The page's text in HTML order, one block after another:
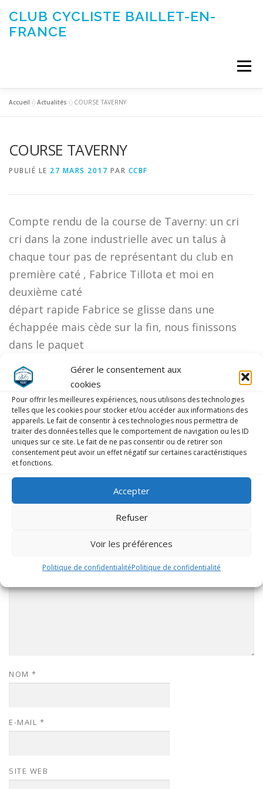
Gérer le consentement aux
cookies
Pour offrir les meilleures expériences, nous utilisons des technologies
telles que les cookies pour stocker et/ou accéder aux informations des
appareils. Le fait de consentir à ces technologies nous permettra de
traiter des données telles que le comportement de navigation ou les ID
uniques sur ce site. Le fait de ne pas consentir ou de retirer son
consentement peut avoir un effet négatif sur certaines caractéristiques
et fonctions.
Accepter
Refuser
Voir les préférences
Politique de confidentialitéPolitique de confidentialité
contenu
CLUB CYCLISTE BAILLET-EN-
FRANCE
Menu
SORTIES CLUB CONTACTEZ-NOUS
Accueil »Actualités »COURSE TAVERNY
COURSE TAVERNY
PUBLIÉ LE 27 MARS 2017 PAR CCBF
Compte rendu de la course de Taverny: un cri
cri dans la zone industrielle avec un talus à
chaque tour pas de représentant du club en
première caté , Fabrice Tillota et moi en
deuxième caté
départ rapide Fabrice se glisse dans une
échappée mais cède sur la fin, nous finissons
dans le paquet
VERGEREAU Bernard
En GS, pas de place, Marco et Olivier dans le
paquet.
NOM *
E-MAIL *
SITE WEB